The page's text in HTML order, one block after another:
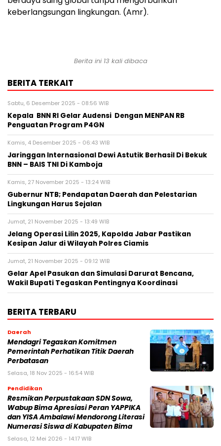
keberlangsungan lingkungan. (Amr).
Berita ini 13 kali dibaca
BERITA TERKAIT
Sabtu, 6 Desember 2025 - 08:56 WIB
Kepala BNN RI Gelar Audensi Dengan MENPAN RB
Penguatan Program P4GN
Kamis, 4 Desember 2025 - 06:43 WIB
Jaringgan Internasional Dewi Astutik Berhasil Di Bekuk
BNN – BAIS TNI Di Kamboja
Kamis, 27 November 2025 - 13:24 WIB
Gubernur NTB; Pendapatan Daerah dan Pelestarian
Lingkungan Harus Sejalan
Jumat, 21 November 2025 - 13:49 WIB
Jelang Operasi Lilin 2025, Kapolda Jabar Pastikan
Kesipan Jalur di Wilayah Polres Ciamis
Jumat, 21 November 2025 - 09:12 WIB
Gelar Apel Pasukan dan Simulasi Darurat Bencana,
Wakil Bupati Tegaskan Pentingnya Koordinasi
BERITA TERBARU
Daerah
Mendagri Tegaskan Komitmen
Pemerintah Perhatikan Titik Daerah
Perbatasan
Selasa, 18 Nov 2025 - 16:54 WIB
Pendidikan
Resmikan Perpustakaan SDN Sowa,
Wabup Bima Apresiasi Peran YAPPIKA
dan YISA Ambalawi Mendorong Literasi
Numerasi Siswa di Kabupaten Bima
Selasa, 12 Mei 2026 - 14:17 WIB